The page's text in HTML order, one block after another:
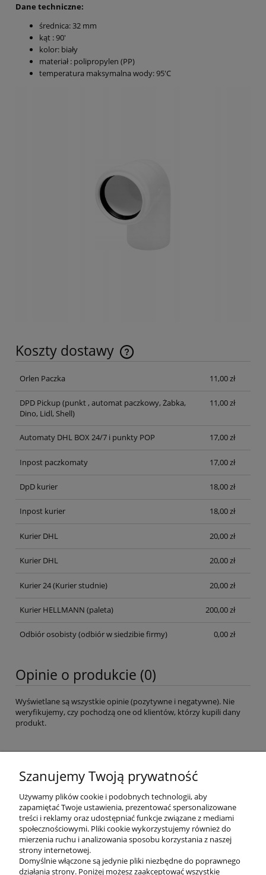
Dane techniczne:
średnica: 32 mm
kąt : 90'
kolor: biały
materiał : polipropylen (PP)
temperatura maksymalna wody: 95'C
Koszty dostawy
Cena nie zawiera ewentualnych kosztów płatności
Orlen Paczka
11,00 zł
DPD Pickup(punkt , automat paczkowy, Żabka,
Dino, Lidl, Shell)
11,00 zł
Automaty DHL BOX 24/7 i punkty POP 17,00 zł
Inpost paczkomaty 17,00 zł
DpD kurier 18,00 zł
Inpost kurier 18,00 zł
Kurier DHL 20,00 zł
Kurier DHL 20,00 zł
Kurier 24(Kurier studnie) 20,00 zł
Kurier HELLMANN (paleta) 200,00 zł
Odbiór osobisty(odbiór w siedzibie firmy) 0,00 zł
Opinie o produkcie (0)
Wyświetlane są wszystkie opinie (pozytywne i negatywne). Nie
weryfikujemy, czy pochodzą one od klientów, którzy kupili dany
produkt.
Twoja opinia:
Szanujemy Twoją prywatność
Używamy plików cookie i podobnych technologii, aby
zapamiętać Twoje ustawienia, prezentować spersonalizowane
treści i reklamy oraz udostępniać funkcje związane z mediami
społecznościowymi. Pliki cookie wykorzystujemy również do
mierzenia ruchu i analizowania sposobu korzystania z naszej
strony internetowej.
Domyślnie włączone są jedynie pliki niezbędne do poprawnego
działania strony. Poniżej możesz zaakceptować wszystkie